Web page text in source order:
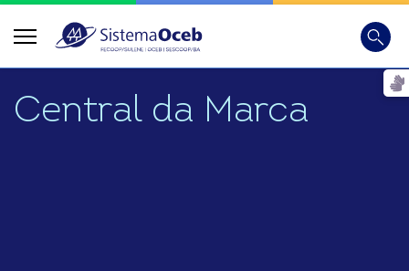
Busca
Central da Marca